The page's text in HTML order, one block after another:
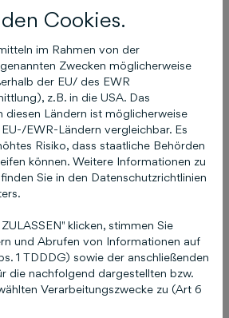
Anzeigenrang
Wenn deine Konkurrenten
setzen oder besser
haben, können ihre
Rang in den
übertreffen.
Suchergebnisse
an: Google
Standort, deine
dein Verhalten.
nicht mehr angezeigt.
Wenn du mehrere
Anzeigengruppe hast,
um herauszufinden, welche
Cookies.
im Rahmen von der
Zwecken möglicherweise
der EU/ des EWR
z.B. in die USA. Das
diesen Ländern ist möglicherweise
EWR-Ländern vergleichbar. Es
Risiko, dass staatliche Behörden
können. Weitere Informationen zu
Sie in den Datenschutzrichtlinien
klicken, stimmen Sie
und Abrufen von Informationen auf
1 TDDDG) sowie der anschließenden
die nachfolgend dargestellten bzw.
Verarbeitungszwecke zu (Art 6